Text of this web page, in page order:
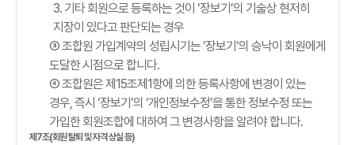
3. 기타 회원으로 등록하는 것이 ‘장보기’의 기술상 현저히
지장이 있다고 판단되는 경우
③ 조합원 가입계약의 성립시기는 ‘장보기’의 승낙이 회원에게
도달한 시점으로 합니다.
④ 조합원은 제15조제1항에 의한 등록사항에 변경이 있는
경우, 즉시 ‘장보기’의 ‘개인정보수정’을 통한 정보수정 또는
가입한 회원조합에 대하여 그 변경사항을 알려야 합니다.
제7조(회원 탈퇴 및 자격 상실 등)